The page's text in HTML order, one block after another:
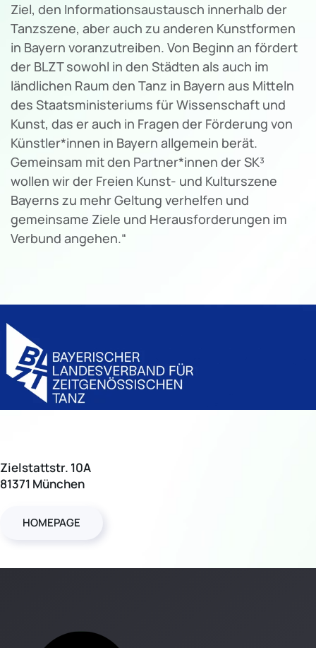
Ziel, den Informationsaustausch innerhalb der
Tanzszene, aber auch zu anderen Kunstformen
in Bayern voranzutreiben. Von Beginn an fördert
der BLZT sowohl in den Städten als auch im
ländlichen Raum den Tanz in Bayern aus Mitteln
des Staatsministeriums für Wissenschaft und
Kunst, das er auch in Fragen der Förderung von
Künstler*innen in Bayern allgemein berät.
Gemeinsam mit den Partner*innen der SK³
wollen wir der Freien Kunst- und Kulturszene
Bayerns zu mehr Geltung verhelfen und
gemeinsame Ziele und Herausforderungen im
Verbund angehen.“
Zielstattstr. 10A
81371 München
HOMEPAGE